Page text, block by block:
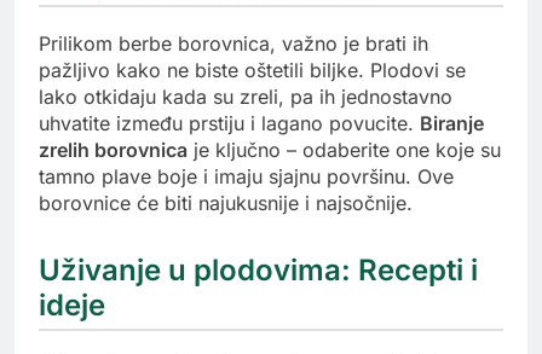
Prilikom berbe borovnica, važno je brati ih
pažljivo kako ne biste oštetili biljke. Plodovi se
lako otkidaju kada su zreli, pa ih jednostavno
uhvatite između prstiju i lagano povucite. Biranje
zrelih borovnica je ključno – odaberite one koje su
tamno plave boje i imaju sjajnu površinu. Ove
borovnice će biti najukusnije i najsočnije.
Uživanje u plodovima: Recepti i
ideje